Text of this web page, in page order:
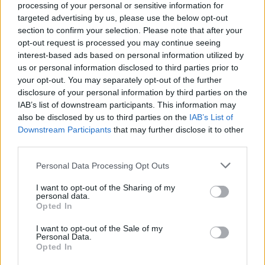
processing of your personal or sensitive information for
targeted advertising by us, please use the below opt-out
section to confirm your selection. Please note that after your
opt-out request is processed you may continue seeing
interest-based ads based on personal information utilized by
us or personal information disclosed to third parties prior to
your opt-out. You may separately opt-out of the further
disclosure of your personal information by third parties on the
IAB’s list of downstream participants. This information may
also be disclosed by us to third parties on the IAB’s List of
Downstream Participants that may further disclose it to other
Please note that this website/app uses one or more Google
not limited to your visit or usage behaviour. You may click to
grant or deny consent to Google and its third-party tags to
use your data for below specified purposes in below Google
consent section.
Personal Data Processing Opt Outs
I want to opt-out of the Sharing of my
personal data.
Opted In
I want to opt-out of the Sale of my
Personal Data.
Opted In
23:28 | 14.06.2026
30'Αρκετά άστοχη η κεφαλιά του
Ντούμφρις από πολύ δύσκολη
γωνία
23:25 | 14.06.2026
28'
23:22 | 14.06.2026
cooling break